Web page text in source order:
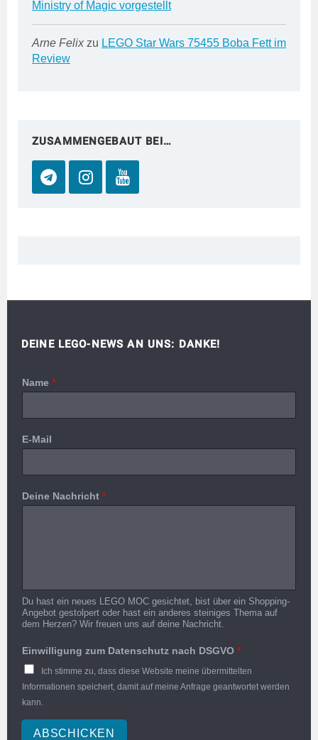
Ministry of Magic vorgestellt
Arne Felix zu LEGO Star Wars 75455 Boba Fett im
Review
ZUSAMMENGEBAUT BEI…
DEINE LEGO-NEWS AN UNS: DANKE!
Name *
E-Mail
Deine Nachricht *
Du hast ein neues LEGO MOC gesichtet, bist über ein Shopping-
Angebot gestolpert oder hast ein anderes steiniges Thema auf
dem Herzen? Wir freuen uns auf deine Nachricht.
Einwilligung zum Datenschutz nach DSGVO *
Ich stimme zu, dass diese Website meine übermittelten
Informationen speichert, damit auf meine Anfrage geantwortet werden
kann.
ABSCHICKEN